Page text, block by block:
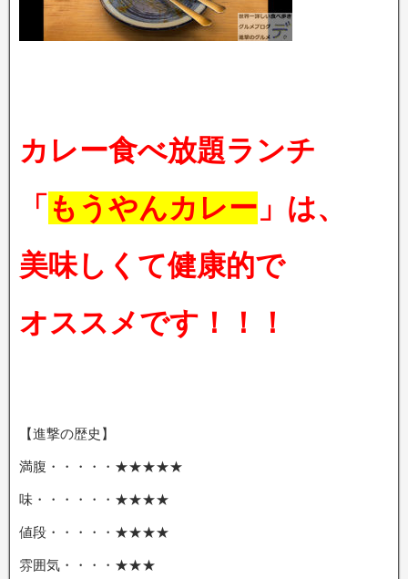
カレー食べ放題ランチ
「 もうやんカレー 」は、
美味しくて健康的で
オススメです！！！
【進撃の歴史】
満腹・・・・・★★★★★
味・・・・・・★★★★
値段・・・・・★★★★
雰囲気・・・・★★★